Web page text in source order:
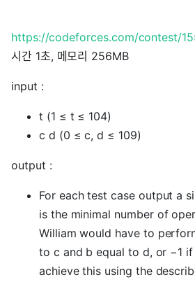
https://codeforces.com/contest/
시간 1초, 메모리 256MB
input :
t (1 ≤ t ≤ 104)
c d (0 ≤ c, d ≤ 109)
output :
For each test case output a
is the minimal number of
William would have to
to c and b equal to d, or −1
achieve this using the